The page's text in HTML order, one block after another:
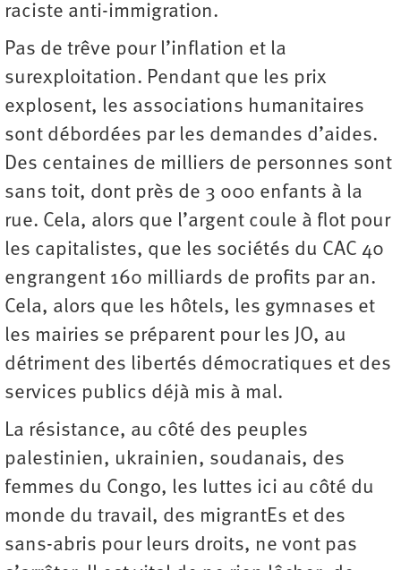
raciste anti-immigration.
Pas de trêve pour l’inflation et la
surexploitation. Pendant que les prix
explosent, les associations humanitaires
sont débordées par les demandes d’aides.
Des centaines de milliers de personnes sont
sans toit, dont près de 3 000 enfants à la
rue. Cela, alors que l’argent coule à flot pour
les capitalistes, que les sociétés du CAC 40
engrangent 160 milliards de profits par an.
Cela, alors que les hôtels, les gymnases et
les mairies se préparent pour les JO, au
détriment des libertés démocratiques et des
services publics déjà mis à mal.
La résistance, au côté des peuples
palestinien, ukrainien, soudanais, des
femmes du Congo, les luttes ici au côté du
monde du travail, des migrantEs et des
sans-abris pour leurs droits, ne vont pas